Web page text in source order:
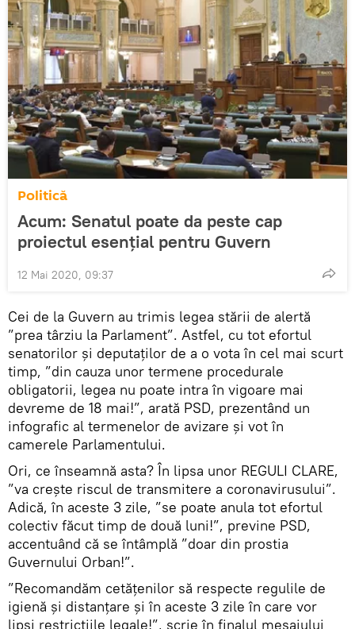
Politică
Acum: Senatul poate da peste cap
proiectul esențial pentru Guvern
12 Mai 2020, 09:37
Cei de la Guvern au trimis legea stării de alertă
”prea târziu la Parlament”. Astfel, cu tot efortul
senatorilor și deputaților de a o vota în cel mai scurt
timp, ”din cauza unor termene procedurale
obligatorii, legea nu poate intra în vigoare mai
devreme de 18 mai!”, arată PSD, prezentând un
infografic al termenelor de avizare și vot în
camerele Parlamentului.
Ori, ce înseamnă asta? În lipsa unor REGULI CLARE,
”va crește riscul de transmitere a coronavirusului”.
Adică, în aceste 3 zile, ”se poate anula tot efortul
colectiv făcut timp de două luni!”, previne PSD,
accentuând că se întâmplă ”doar din prostia
Guvernului Orban!”.
”Recomandăm cetățenilor să respecte regulile de
igienă și distanțare și în aceste 3 zile în care vor
lipsi restricțiile legale!”, scrie în finalul mesajului